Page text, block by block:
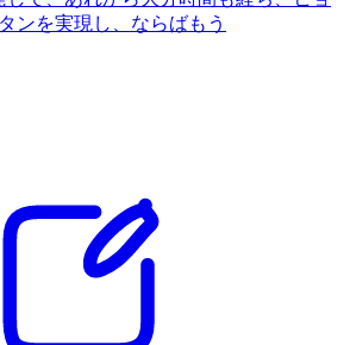
ンを実現し、ならばもう